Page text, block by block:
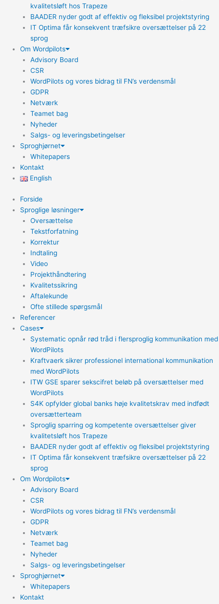
kvalitetsløft hos Trapeze
BAADER nyder godt af effektiv og fleksibel projektstyring
IT Optima får konsekvent træfsikre oversættelser på 22
sprog
Om Wordpilots
Advisory Board
CSR
WordPilots og vores bidrag til FN’s verdensmål
GDPR
Netværk
Teamet bag
Nyheder
Salgs- og leveringsbetingelser
Sproghjørnet
Whitepapers
Kontakt
English
Forside
Sproglige løsninger
Oversættelse
Tekstforfatning
Korrektur
Indtaling
Video
Projekthåndtering
Kvalitetssikring
Aftalekunde
Ofte stillede spørgsmål
Referencer
Cases
Systematic opnår rød tråd i flersproglig kommunikation med
WordPilots
Kraftvaerk sikrer professionel international kommunikation
med WordPilots
ITW GSE sparer sekscifret beløb på oversættelser med
WordPilots
S4K opfylder global banks høje kvalitetskrav med indfødt
oversætterteam
Sproglig sparring og kompetente oversættelser giver
kvalitetsløft hos Trapeze
BAADER nyder godt af effektiv og fleksibel projektstyring
IT Optima får konsekvent træfsikre oversættelser på 22
sprog
Om Wordpilots
Advisory Board
CSR
WordPilots og vores bidrag til FN’s verdensmål
GDPR
Netværk
Teamet bag
Nyheder
Salgs- og leveringsbetingelser
Sproghjørnet
Whitepapers
Kontakt